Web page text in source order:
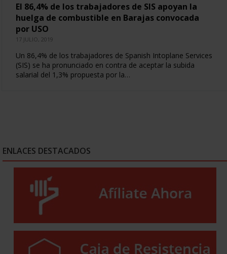
El 86,4% de los trabajadores de SIS apoyan la
huelga de combustible en Barajas convocada
por USO
17 JULIO, 2019
Un 86,4% de los trabajadores de Spanish Intoplane Services
(SIS) se ha pronunciado en contra de aceptar la subida
salarial del 1,3% propuesta por la…
ENLACES DESTACADOS